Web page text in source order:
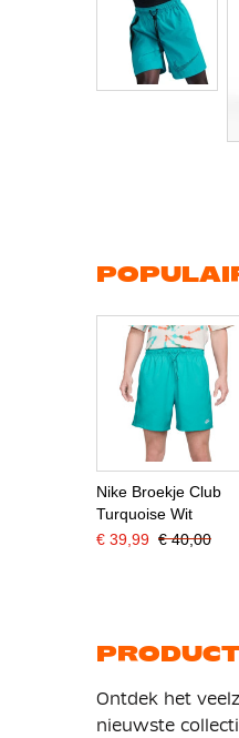
gallerij
Nike Broekje Club
Turquoise Wit
€ 39,99 € 40,00
Ontdek het
nieuwste